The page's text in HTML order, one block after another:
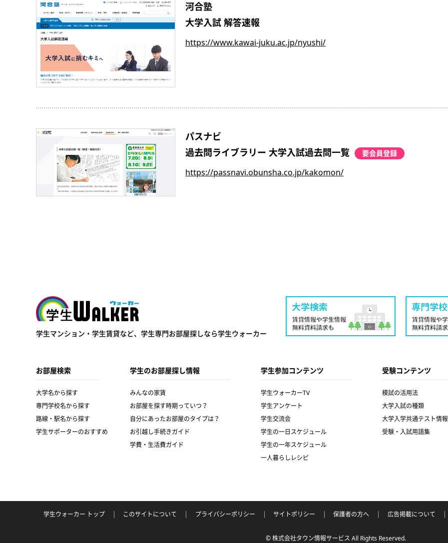
河合塾
大学入試 解答速報
https://www.kawai-juku.ac.jp/nyushi/
パスナビ
過去問ライブラリー 大学入試過去問一覧
要会員登録
https://passnavi.obunsha.co.jp/kakomon/
学生ウォーカー
学生マンション・学生賃貸など、 学生専門お部屋探しなら学生ウォーカー
お部屋検索
大学名から探す
専門学校名から探す
路線・駅名から探す
学生サポーターのおすすめ
学生のお部屋探し情報
みんなの家賃
お部屋を探す時期っていつ？
自分にあったお部屋のタイプは？
お引越し手続きガイド
学費・生活費ガイド
学生参加コンテンツ
学生ウォーカーTV
学生アンケート
学生交流会
学生の一日スケジュール
学生の一年スケジュール
一人暮らしレシピ
受験コンテンツ
模試の活用法
大学入試の種類
大学入学共通テスト情報
受験・入試用語集
学生ウォーカー トップ このサイトについて プライバシーポリシー サイトポリシー 保護者の方へ 広告掲載について
© 株式会社タウン情報サービス All Rights Reserved.